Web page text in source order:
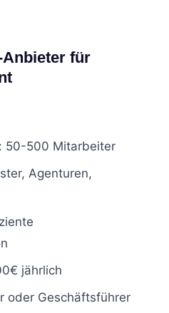
für
50-500 Mitarbeiter
Agenturen,
jährlich
oder Geschäftsführer